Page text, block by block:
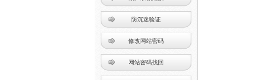
防沉迷验证
修改网站密码
网站密码找回